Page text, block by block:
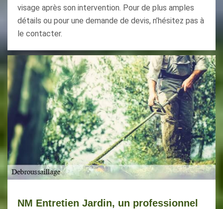
visage après son intervention. Pour de plus amples
détails ou pour une demande de devis, n’hésitez pas à
le contacter.
NM Entretien Jardin, un professionnel